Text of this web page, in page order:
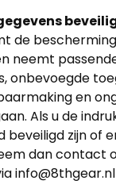
de
neemt
onbevoegde
en
Als u de
beveiligd zijn of
dan contact
info@8thgear.nl